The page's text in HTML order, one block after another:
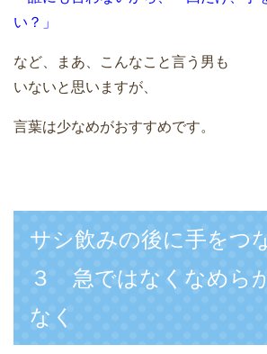
い？」
など、まあ、こんなこと言う男も
いないと思いますが、
言葉は少なめがおすすめです。
サシ飲みの後に手をつ
３ 急ではなくなめら
なく